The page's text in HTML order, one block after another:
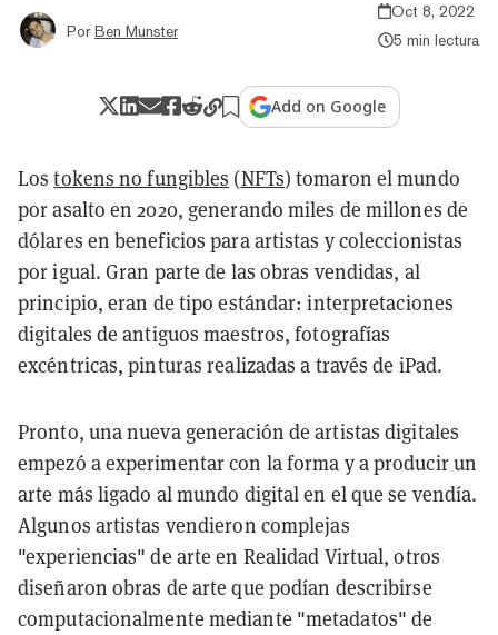
Por Ben Munster
Oct 8, 2022
5 min lectura
Add on Google
Lostokens no fungibles (NFTs) tomaron el mundo
por asalto en 2020, generando miles de millones de
dólares en beneficios para artistas y coleccionistas
por igual. Gran parte de las obras vendidas, al
principio, eran de tipo estándar: interpretaciones
digitales de antiguos maestros, fotografías
excéntricas, pinturas realizadas a través de iPad.
Pronto, una nueva generación de artistas digitales
empezó a experimentar con la forma y a producir un
arte más ligado al mundo digital en el que se vendía.
Algunos artistas vendieron complejas
"experiencias" de arte en Realidad Virtual, otros
diseñaron obras de arte que podían describirse
computacionalmente mediante "metadatos" de